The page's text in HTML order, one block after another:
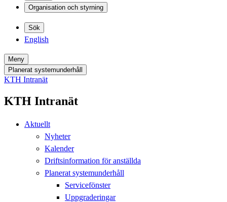
Organisation och styrning
Sök
English
Meny
Planerat systemunderhåll
KTH Intranät
KTH Intranät
Aktuellt
Nyheter
Kalender
Driftsinformation för anställda
Planerat systemunderhåll
Servicefönster
Uppgraderingar